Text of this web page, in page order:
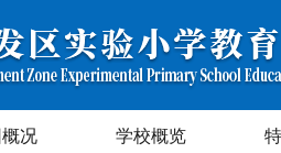
况 学校概览